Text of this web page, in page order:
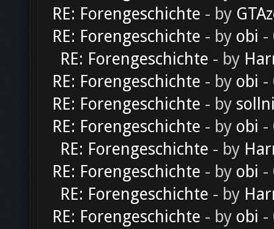
RE: Forengeschichte - by
RE: Forengeschichte - by obi -
RE: Forengeschichte - by
RE: Forengeschichte - by obi -
RE: Forengeschichte - by
RE: Forengeschichte - by obi -
RE: Forengeschichte - by
RE: Forengeschichte - by obi -
RE: Forengeschichte - by
RE: Forengeschichte - by obi -